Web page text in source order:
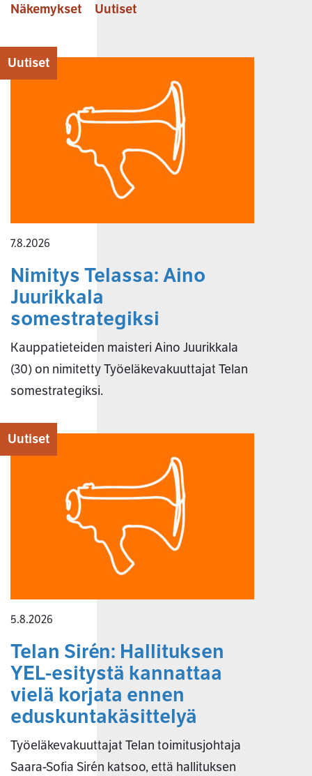
Näkemykset
Uutiset
Uutiset
7.8.2026
Nimitys Telassa: Aino
Juurikkala
somestrategiksi
Kauppatieteiden maisteri Aino Juurikkala
(30) on nimitetty Työeläkevakuuttajat Telan
somestrategiksi.
Uutiset
5.8.2026
Telan Sirén: Hallituksen
YEL-esitystä kannattaa
vielä korjata ennen
eduskuntakäsittelyä
Työeläkevakuuttajat Telan toimitusjohtaja
Saara-Sofia Sirén katsoo, että hallituksen